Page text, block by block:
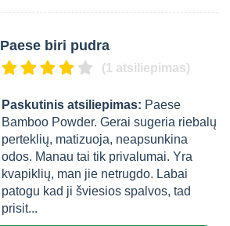
Paese biri pudra
(1 atsiliepimas)
Paskutinis atsiliepimas: Paese
Bamboo Powder. Gerai sugeria riebalų
perteklių, matizuoja, neapsunkina
odos. Manau tai tik privalumai. Yra
kvapiklių, man jie netrugdo. Labai
patogu kad ji šviesios spalvos, tad
prisit...